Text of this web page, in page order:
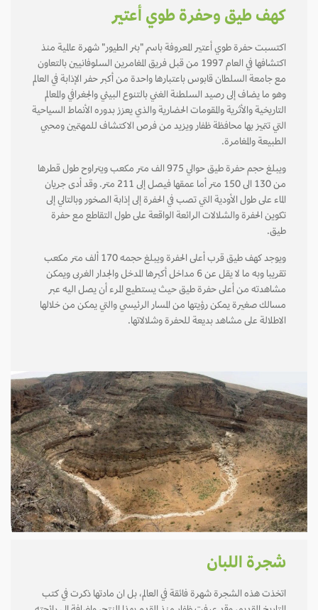
كهف طيق وحفرة طوي أعتير
اكتسبت حفرة طوي أعتير المعروفة باسم "بئر الطيور" شهرة عالمية منذ
اكتشافها في العام 1997 من قبل فريق المغامرين السلوفانيين بالتعاون
مع جامعة السلطان قابوس باعتبارها واحدة من أكبر حفر الإذابة في العالم
وهو ما يضاف إلى رصيد السلطنة الغني بالتنوع البيئي والجغرافي والمعالم
التاريخية والأثرية والمقومات الحضارية والذي يعزز بدوره الأنماط السياحية
التي تتميز بها محافظة ظفار ويزيد من فرص الاكتشاف للمهتمين ومحبي
الطبيعة والمغامرة.
ويبلغ حجم حفرة طيق حوالي 975 الف متر مكعب ويتراوح طول قطرها
من 130 الى 150 متر أما عمقها فيصل إلى 211 متر. وقد أدى جريان
الماء على طول الأودية التي تصب في الحفرة إلى إذابة الصخور وبالتالي إلى
تكوين الحفرة والشلالات الرائعة الواقعة على طول التقاطع مع حفرة
طيق.
ويوجد كهف طيق قرب أعلى الحفرة ويبلغ حجمه 170 ألف متر مكعب
تقريبا وبه ما لا يقل عن 6 مداخل أكبرها المدخل والجدار الغربى ويمكن
مشاهدته من أعلى حفرة طيق حيث يستطيع المرء أن يصل اليه عبر
مسالك صغيرة يمكن رؤيتها من المسار الرئيسي والتي يمكن من خلالها
الاطلالة على مشاهد بديعة للحفرة وشلالاتها.
شجرة اللبان
اتخذت هذه الشجرة شهرة فائقة في العالم، بل ان مادتها ذكرت في كتب